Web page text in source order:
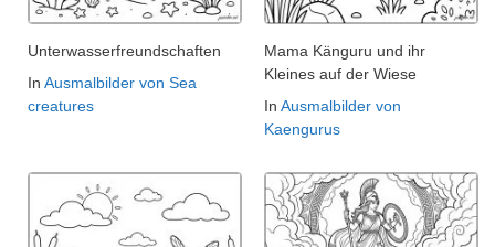
Unterwasserfreundschaften
In Ausmalbilder von Sea
creatures
Mama Känguru und ihr
Kleines auf der Wiese
In Ausmalbilder von
Kaengurus